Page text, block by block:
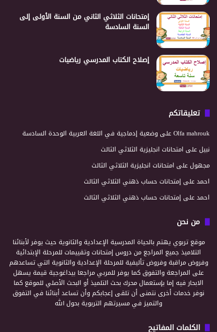
إمتحانات الثلاثي الثاني من السنة الأولى إلى
السنة السادسة
إصلاح الكتاب المدرسي رياضيات
تعليقاتكم
Olfa mahroukعلى وضعية إدماجية في اللغة العربية الوحدة السادسة
نبيلعلى امتحانات انجليزية الثلاثي الثالث
مجهولعلى امتحانات انجليزية الثلاثي الثالث
احمدعلى إمتحانات حساب ذهني الثلاثي الثالث
احمدعلى إمتحانات حساب ذهني الثلاثي الثالث
من نحن
موقع تربوي يهتم بالحياة المدرسية الإعدادية والثانوية حيث يوفر لأبنائنا
التلاميذ جميع المراجع من دروس إمتحانات وتقييمات للمرحلة الإبتدائية
وفروض مراقبة وفروض تأليفية للمرحلة الإعدادية والثانوية التي تساعدهم
على المراجعة والتفوق كما يوفر للمربي مراجعا بيداغوجية قيمة يسهل
الابحار فيه إما بإستعمال محرك بحث التلميذ أو البحث الأصلي للموقع كما
نوفر خدمات أخرى نتمنى أن تلقى إعجابكم وأن تساعد أبنائنا في التفوق
والتميز في مسيرتهم التربوية بحول الله
الكلمات المفاتيح